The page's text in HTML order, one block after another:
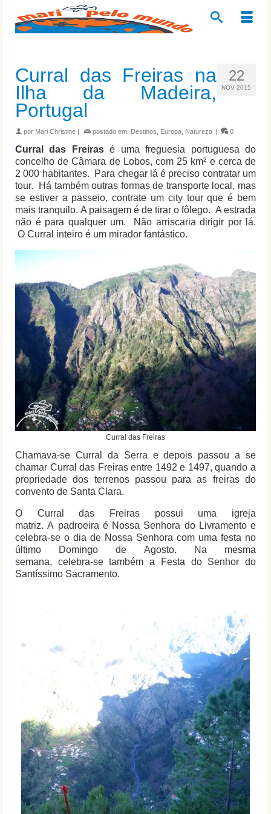
22
NOV 2015
Curral das Freiras na
Ilha da Madeira,
Portugal
por Mari Christine | postado em: Destinos Europa Natureza | 0
Curral das Freirasé uma freguesia portuguesa do
concelho de Câmara de Lobos, com 25 km² e cerca de
2 000 habitantes. Para chegar lá é preciso contratar um
tour. Há também outras formas de transporte local, mas
se estiver a passeio, contrate um city tour que é bem
mais tranquilo. A paisagem é de tirar o fôlego. A estrada
não é para qualquer um. Não arriscaria dirigir por lá.
O Curral inteiro é um mirador fantástico.
Curral das Freiras
Chamava-se Curral da Serra e depois passou a se
chamar Curral das Freiras entre 1492 e 1497, quando a
propriedade dos terrenos passou para as freiras do
convento de Santa Clara.
O Curral das Freiras possui uma igreja
matriz. A padroeira é Nossa Senhora do Livramento e
celebra-se o dia de Nossa Senhora com uma festa no
último Domingo de Agosto. Na mesma
semana, celebra-se também a Festa do Senhor do
Santíssimo Sacramento.